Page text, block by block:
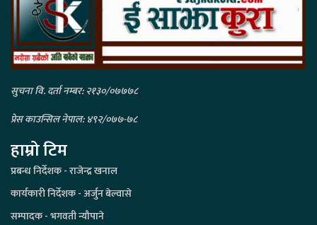
सुचना वि. दर्ता नम्बर: २१३०/०७७७८
प्रेस काउन्सिल नेपाल: ४९२/०७७-७८
हाम्रो टिम
प्रबन्ध निर्देशक - राजेन्द्र खनाल
कार्यकारी निर्देशक - अर्जुन बेल्वासे
सम्पादक - भगवती न्यौपाने